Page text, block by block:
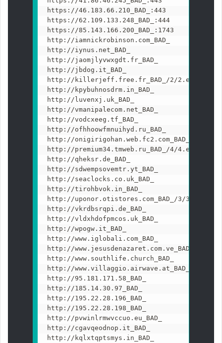
https://46.183.66.210_BAD_:443
https://62.109.133.248_BAD_:444
https://85.143.166.200_BAD_:1743
http://iamnickrobinson.com_BAD_
http://iynus.net_BAD_
http://jaomjlyvwxgdt.fr_BAD_
http://jbdog.it_BAD_
http://killerjeff.free.fr_BAD_/2/2.exe
http://kpybuhnosdrm.in_BAD_
http://luvenxj.uk_BAD_
http://vmanipalecom.net_BAD_
http://vodcxeeg.tf_BAD_
http://ofhhoowfmnuihyd.ru_BAD_
http://onigirigohan.web.fc2.com_BAD_/1/1.exe
http://premium34.tmweb.ru_BAD_/4/4.exe
http://qheksr.de_BAD_
http://sdwempsovemtr.yt_BAD_
http://seaclocks.co.uk_BAD_
http://tirohbvok.in_BAD_
http://uponor.otistores.com_BAD_/3/3.exe
http://vkrdbsrqpi.de_BAD_
http://vldxhdofpmcos.uk_BAD_
http://wpogw.it_BAD_
http://www.iglobali.com_BAD_
http://www.jesusdenazaret.com.ve_BAD_
http://www.southlife.church_BAD_
http://www.villaggio.airwave.at_BAD_
http://95.181.171.58_BAD_
http://185.14.30.97_BAD_
http://195.22.28.196_BAD_
http://195.22.28.198_BAD_
http://pvwinlrmwvccuo.eu_BAD_
http://cgavqeodnop.it_BAD_
http://kqlxtqptsmys.in_BAD_